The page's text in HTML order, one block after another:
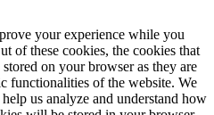
your experience while you
of these cookies, the cookies that
stored on your browser as they are
functionalities of the website. We
us analyze and understand how